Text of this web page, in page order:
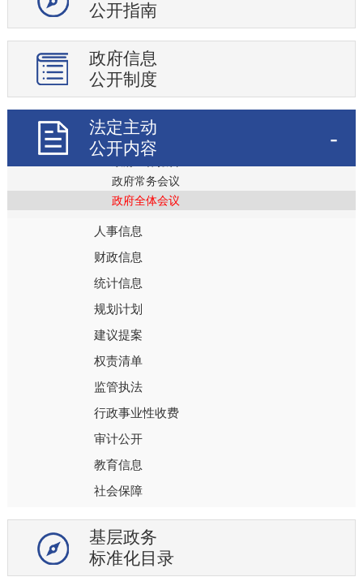
公开指南
政府信息
公开制度
法定主动
公开内容
地区概况
重大会议
政府常务会议
政府全体会议
人事信息
财政信息
统计信息
规划计划
建议提案
权责清单
监管执法
行政事业性收费
审计公开
教育信息
社会保障
就业
生态环境
医疗卫生
基层政务
标准化目录